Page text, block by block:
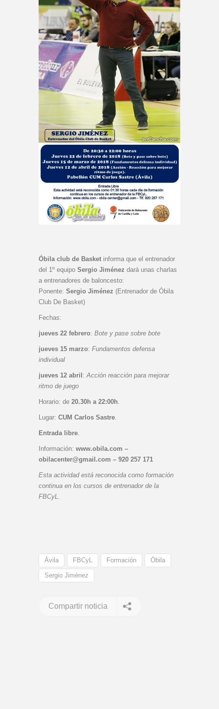
Óbila club de Basket informa que el entrenador
del 1º equipo Sergio Jiménez dará unas charlas
a entrenadores de baloncesto:
Ponente: Sergio Jiménez (Entrenador de Óbila
Club De Basket)
Fechas:
jueves 22 febrero: Bote y pase sobre bote
jueves 15 marzo: Fundamentos defensa
individual
jueves 12 abril : Acción reacción para mejorar
ritmo de juego
Horario: de 20.30h a 22:00h
Lugar: CUM Carlos Sastre
Entrada libre
Información: www.obila.com –
obilacenter@gmail.com – 920 257 171
Esta actividad está reconocida como formación
continua en los cursos de entrenador de la
FBCyL.
Ávila FBCyL Formación Óbila
Sergio Jiménez
Compartir noticia